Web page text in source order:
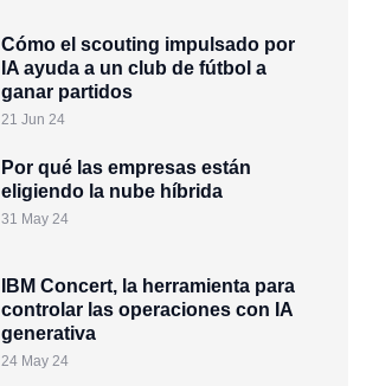
Cómo el scouting impulsado por
IA ayuda a un club de fútbol a
ganar partidos
21 Jun 24
Por qué las empresas están
eligiendo la nube híbrida
31 May 24
IBM Concert, la herramienta para
controlar las operaciones con IA
generativa
24 May 24